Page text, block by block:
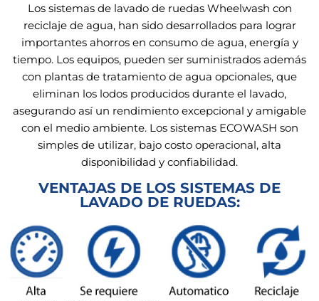
Los sistemas de lavado de ruedas Wheelwash con
reciclaje de agua, han sido desarrollados para lograr
importantes ahorros en consumo de agua, energía y
tiempo. Los equipos, pueden ser suministrados además
con plantas de tratamiento de agua opcionales, que
eliminan los lodos producidos durante el lavado,
asegurando así un rendimiento excepcional y amigable
con el medio ambiente. Los sistemas ECOWASH son
simples de utilizar, bajo costo operacional, alta
disponibilidad y confiabilidad.
VENTAJAS DE LOS SISTEMAS DE
LAVADO DE RUEDAS: